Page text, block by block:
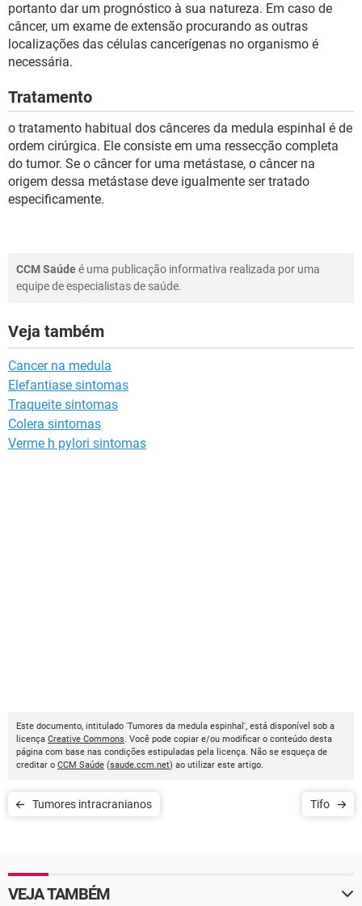
portanto dar um prognóstico à sua natureza. Em caso de
câncer, um exame de extensão procurando as outras
localizações das células cancerígenas no organismo é
necessária.
Tratamento
o tratamento habitual dos cânceres da medula espinhal é de
ordem cirúrgica. Ele consiste em uma ressecção completa
do tumor. Se o câncer for uma metástase, o câncer na
origem dessa metástase deve igualmente ser tratado
especificamente.
CCM Saúdeé uma publicação informativa realizada por uma
equipe de especialistas de saúde.
Veja também
Cancer na medula
Elefantiase sintomas
Traqueite sintomas
Colera sintomas
Verme h pylori sintomas
Este documento, intitulado 'Tumores da medula espinhal', está disponível sob a
licença Creative Commons. Você pode copiar e/ou modificar o conteúdo desta
página com base nas condições estipuladas pela licença. Não se esqueça de
creditar o CCM Saúde (saude.ccm.net) ao utilizar este artigo.
Tumores intracranianos Tifo
VEJA TAMBÉM